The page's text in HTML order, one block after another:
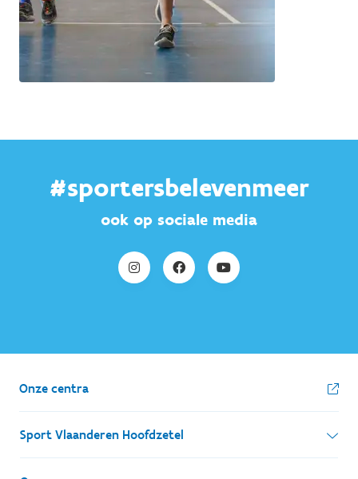
#sportersbelevenmeer
ook op sociale media
Onze centra
Sport Vlaanderen Hoofdzetel
Simon Bolivarlaan 17